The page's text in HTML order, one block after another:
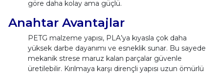
göre daha kolay ama güçlü.
Anahtar Avantajlar
PETG malzeme yapısı, PLA’ya kıyasla çok daha
yüksek darbe dayanımı ve esneklik sunar. Bu sayede
mekanik strese maruz kalan parçalar güvenle
üretilebilir. Kırılmaya karşı dirençli yapısı uzun ömürlü